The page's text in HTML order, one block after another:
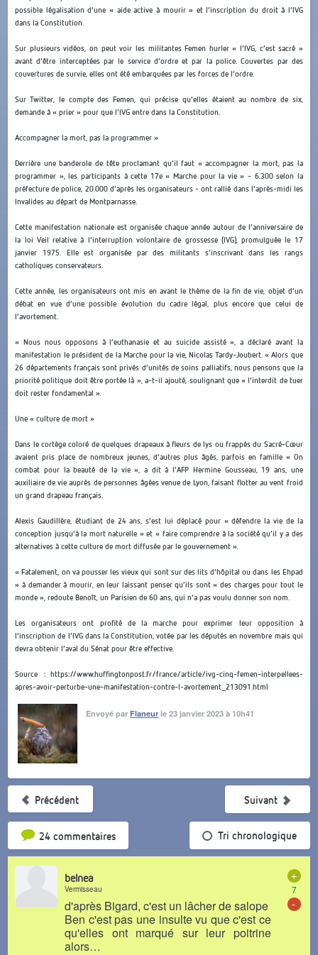
possible légalisation d’une « aide active à mourir » et l’inscription du droit à l’IVG
dans la Constitution.
Sur plusieurs vidéos, on peut voir les militantes Femen hurler « l’IVG, c’est sacré »
avant d’être interceptées par le service d’ordre et par la police. Couvertes par des
couvertures de survie, elles ont été embarquées par les forces de l’ordre.
Sur Twitter, le compte des Femen, qui précise qu’elles étaient au nombre de six,
demande à « prier » pour que l’IVG entre dans la Constitution.
Accompagner la mort, pas la programmer »
Derrière une banderole de tête proclamant qu’il faut « accompagner la mort, pas la
programmer », les participants à cette 17e « Marche pour la vie » - 6.300 selon la
préfecture de police, 20.000 d’après les organisateurs - ont rallié dans l’après-midi les
Invalides au départ de Montparnasse.
Cette manifestation nationale est organisée chaque année autour de l’anniversaire de
la loi Veil relative à l’interruption volontaire de grossesse (IVG), promulguée le 17
janvier 1975. Elle est organisée par des militants s’inscrivant dans les rangs
catholiques conservateurs.
Cette année, les organisateurs ont mis en avant le thème de la fin de vie, objet d’un
débat en vue d’une possible évolution du cadre légal, plus encore que celui de
l’avortement.
« Nous nous opposons à l’euthanasie et au suicide assisté », a déclaré avant la
manifestation le président de la Marche pour la vie, Nicolas Tardy-Joubert. « Alors que
26 départements français sont privés d’unités de soins palliatifs, nous pensons que la
priorité politique doit être portée là », a-t-il ajouté, soulignant que « l’interdit de tuer
doit rester fondamental ».
Une « culture de mort »
Dans le cortège coloré de quelques drapeaux à fleurs de lys ou frappés du Sacré-Cœur
avaient pris place de nombreux jeunes, d’autres plus âgés, parfois en famille « On
combat pour la beauté de la vie », a dit à l’AFP Hermine Gousseau, 19 ans, une
auxiliaire de vie auprès de personnes âgées venue de Lyon, faisant flotter au vent froid
un grand drapeau français.
Alexis Gaudillère, étudiant de 24 ans, s’est lui déplacé pour « défendre la vie de la
conception jusqu’à la mort naturelle » et « faire comprendre à la société qu’il y a des
alternatives à cette culture de mort diffusée par le gouvernement ».
« Fatalement, on va pousser les vieux qui sont sur des lits d’hôpital ou dans les Ehpad
» à demander à mourir, en leur laissant penser qu’ils sont « des charges pour tout le
monde », redoute Benoît, un Parisien de 60 ans, qui n’a pas voulu donner son nom.
Les organisateurs ont profité de la marche pour exprimer leur opposition à
l’inscription de l’IVG dans la Constitution, votée par les députés en novembre mais qui
devra obtenir l’aval du Sénat pour être effective.
Source : https://www.huffingtonpost.fr/france/article/ivg-cinq-femen-interpellees-
apres-avoir-perturbe-une-manifestation-contre-l-avortement_213091.html
Envoyé parFlaneur le 23 janvier 2023 à 10h41
Précédent
24 commentairesTri par popularité Tri chronologique
Suivant
+
7
-
belnea
Vermisseau
d'après Bigard, c'est un lâcher de salope
Ben c'est pas une insulte vu que c'est ce
qu'elles ont marqué sur leur poitrine
alors…